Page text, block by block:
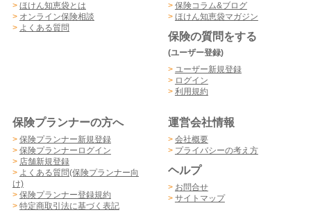
> ほけん知恵袋とは
> オンライン保険相談
> よくある質問
> 保険コラム&ブログ
> ほけん知恵袋マガジン
保険の質問をする
(ユーザー登録)
> ユーザー新規登録
> ログイン
> 利用規約
保険プランナーの方へ
> 保険プランナー新規登録
> 保険プランナーログイン
> 店舗新規登録
> よくある質問(保険プランナー向
け)
> 保険プランナー登録規約
> 特定商取引法に基づく表記
運営会社情報
> 会社概要
> プライバシーの考え方
ヘルプ
> お問合せ
> サイトマップ